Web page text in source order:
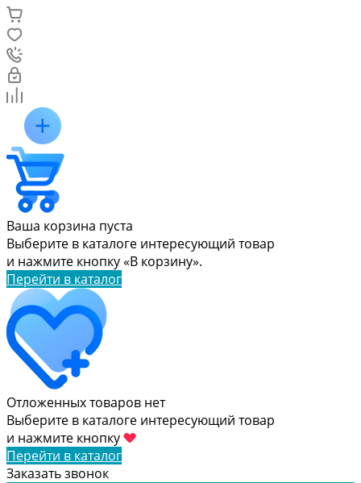
Ваша корзина пуста
Выберите в каталоге интересующий товар
и нажмите кнопку «В корзину».
Перейти в каталог
Отложенных товаров нет
Выберите в каталоге интересующий товар
и нажмите кнопку
Перейти в каталог
Заказать звонок